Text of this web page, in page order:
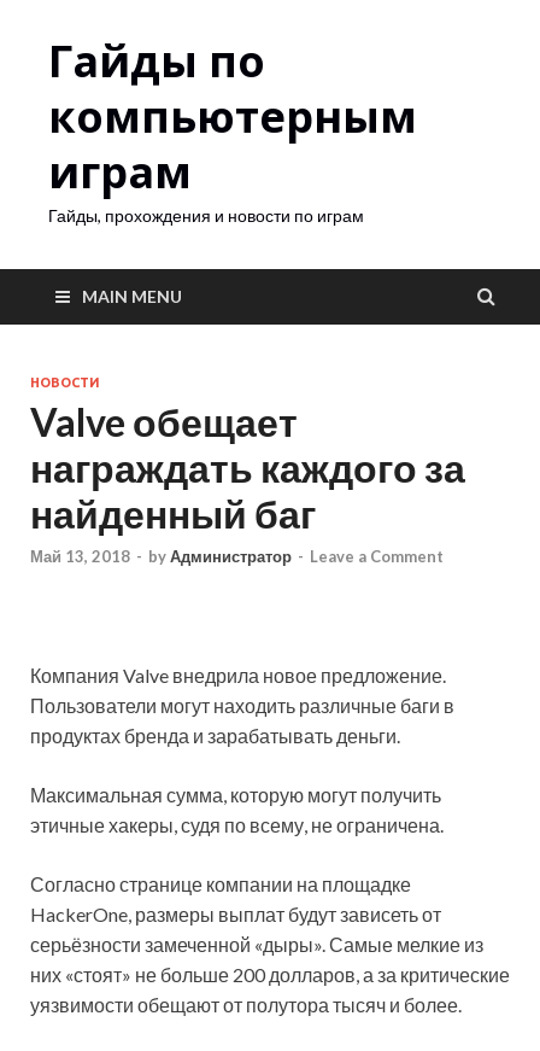
Гайды по
компьютерным
играм
Гайды, прохождения и новости по играм
MAIN MENU
НОВОСТИ
Valve обещает
награждать каждого за
найденный баг
Май 13, 2018 - byАдминистратор - Leave a Comment
Компания Valve внедрила новое предложение.
Пользователи могут находить различные баги в
продуктах бренда и зарабатывать деньги.
Максимальная сумма, которую могут получить
этичные хакеры, судя по всему, не ограничена.
Согласно странице компании на площадке
HackerOne, размеры выплат будут зависеть от
серьёзности замеченной «дыры». Самые мелкие из
них «стоят» не больше 200 долларов, а за критические
уязвимости обещают от полутора тысяч и более.